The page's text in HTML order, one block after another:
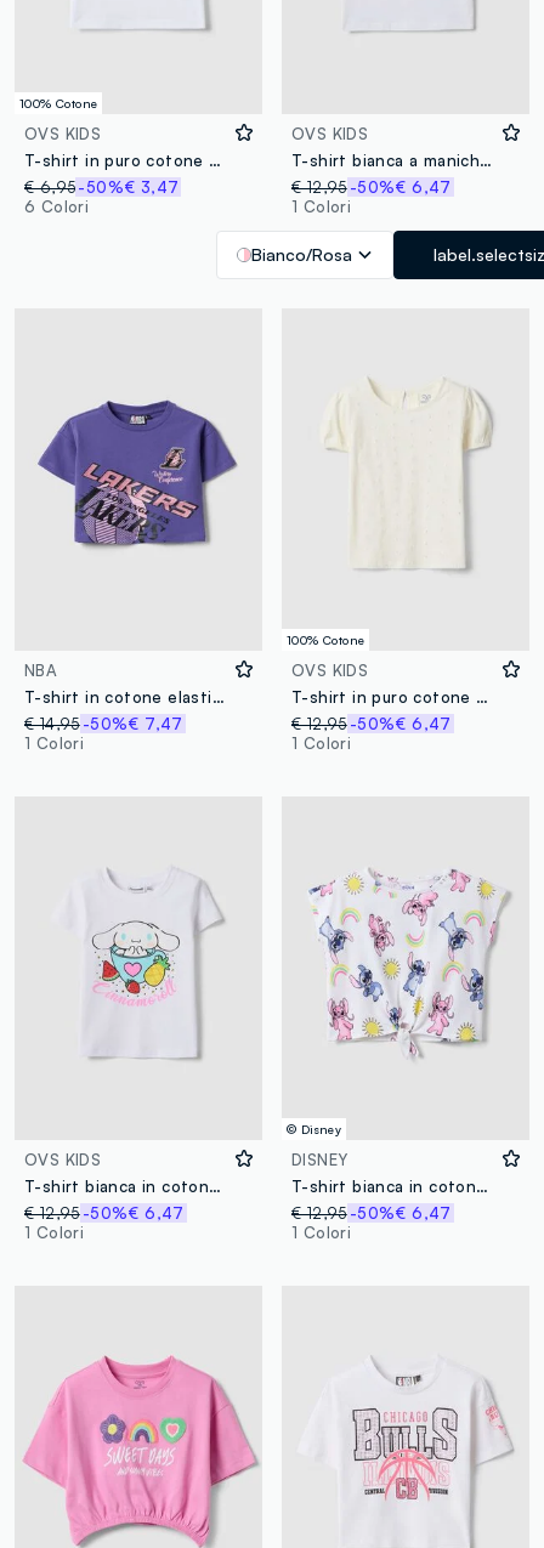
100% Cotone
OVS KIDS
T-shirt in puro cotone bianca da bambina regular fit con scritta
€ 6,95-50%€ 3,47
6 Colori
OVS KIDS
T-shirt bianca a maniche corte in cotone elasticizzato
€ 12,95 -50%€ 6,47
1 Colori
Bianco/Rosa
NBA
T-shirt in cotone elasticizzato viola da bambina boxy fit Lakers
€ 14,95-50%€ 7,47
1 Colori
100% Cotone
OVS KIDS
T-shirt in puro cotone bianco da bambina regular fit con ricami
€ 12,95 -50%€ 6,47
1 Colori
OVS KIDS
T-shirt bianca in cotone elasticizzato a maniche corte
€ 12,95-50%€ 6,47
1 Colori
© Disney
DISNEY
T-shirt bianca in cotone elasticizzato da bambina con stampa Stitch
€ 12,95 -50%€ 6,47
1 Colori